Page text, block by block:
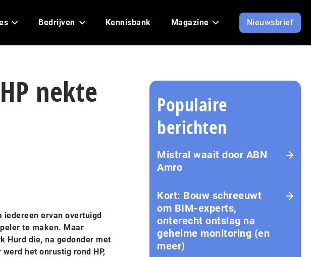
Bedrijven Kennisbank Magazine Nieuwsbrief
nekte
iedereen ervan overtuigd
te maken. Maar
Hurd die, na gedonder met
het onrustig rond HP,
Populaire
berichten
Mistral waait door ABN
Amro
Kort: Bouw schreeuwt
om BIM-experts,
onterecht ontslag na
geheime monitoring (en
meer)